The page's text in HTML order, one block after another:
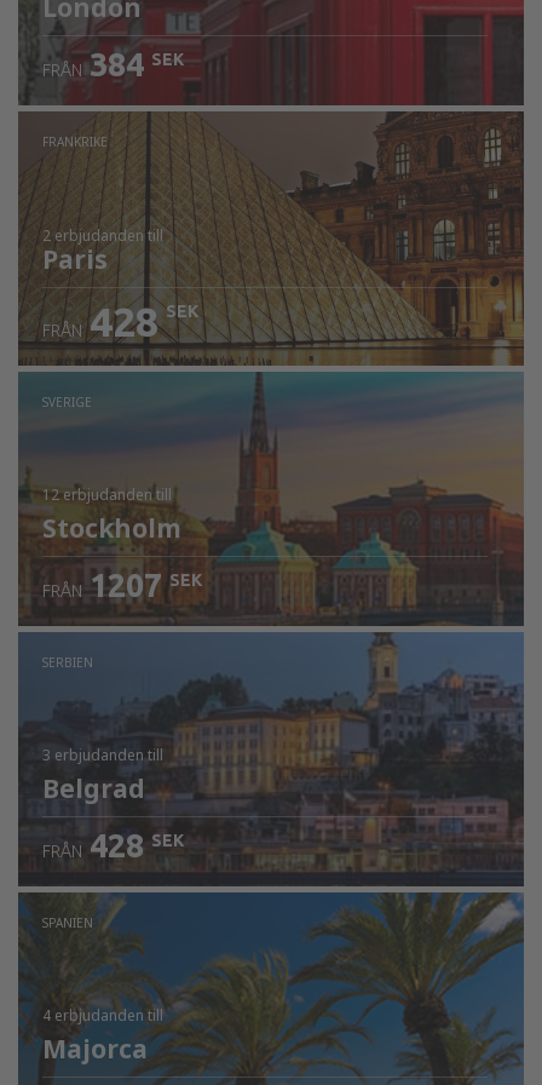
London
FRÅN 384 SEK
FRANKRIKE
2 erbjudanden till
Paris
FRÅN 428 SEK
SVERIGE
12 erbjudandentill
Stockholm
FRÅN 1207 SEK
SERBIEN
3 erbjudandentill
Belgrad
FRÅN 428 SEK
SPANIEN
4 erbjudandentill
Majorca